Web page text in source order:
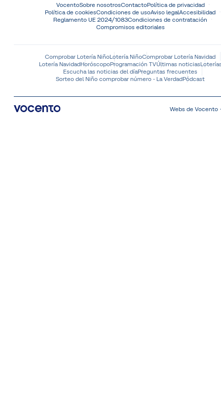
VocentoSobre nosotrosContactoPolítica de privacidad
Política de cookiesCondiciones de usoAviso legalAccesibilidad
Reglamento UE 2024/1083Condiciones de contratación
Compromisos editoriales
Comprobar Lotería NiñoLotería NiñoComprobar Lotería Navidad
Lotería NavidadHoróscopoProgramación TVÚltimas noticias
Escucha las noticias del díaPreguntas frecuentes
Sorteo del Niño comprobar número - La VerdadPódcast
Webs de Vocento